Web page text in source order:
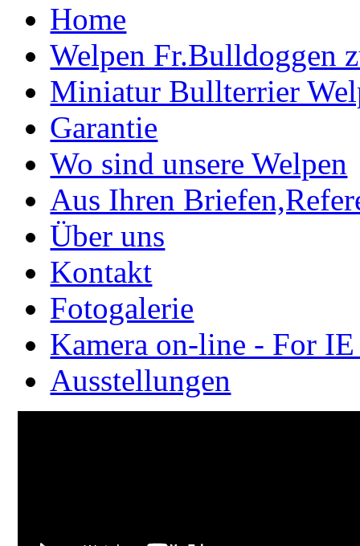
Home
Welpen Fr.Bulldoggen
Miniatur Bullterrier
Garantie
Wo sind unsere Welpen
Aus Ihren
Über uns
Kontakt
Fotogalerie
Kamera on-line - For
Ausstellungen